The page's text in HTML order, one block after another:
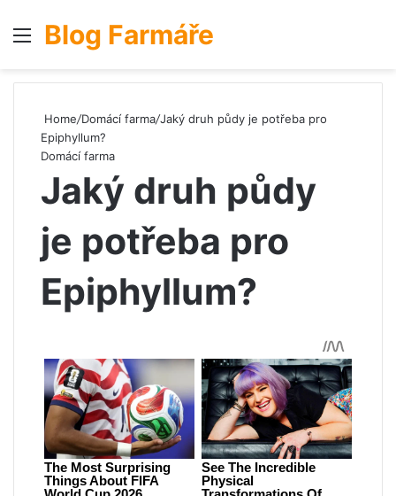
Menu
Blog Farmáře
Home/Domácí farma/Jaký druh půdy je potřeba pro
Epiphyllum?
Domácí farma
Jaký druh půdy
je potřeba pro
Epiphyllum?